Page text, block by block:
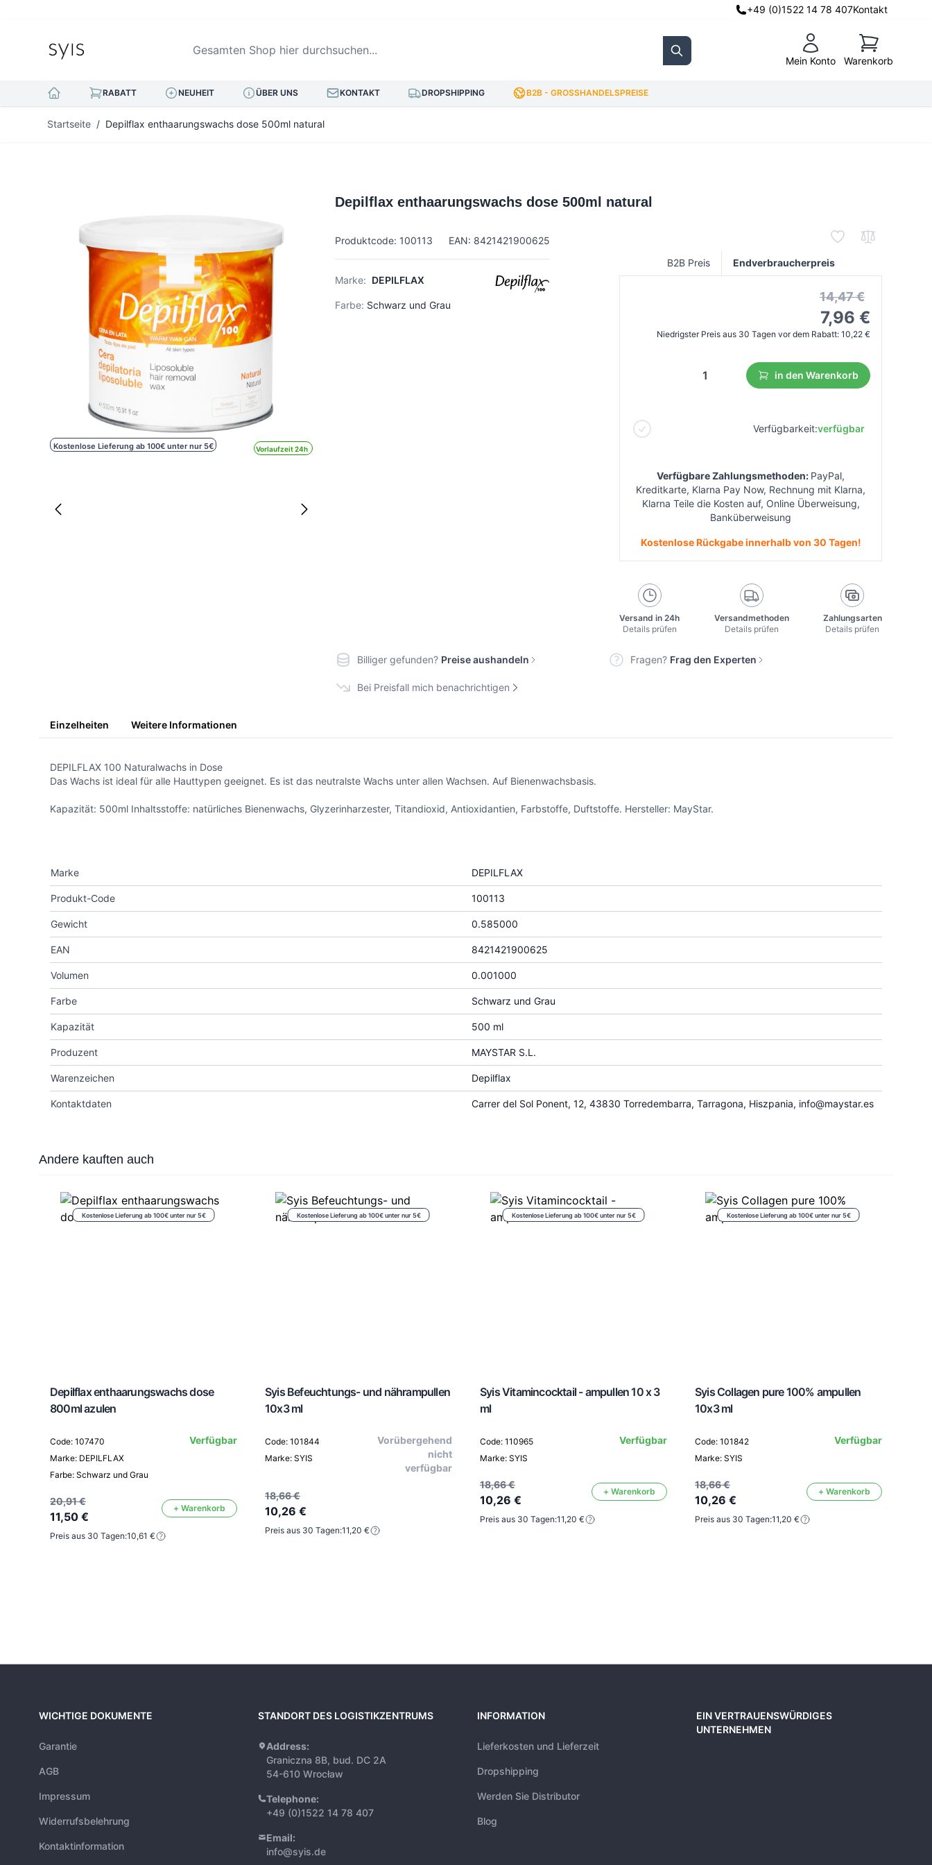
+49 (0)1522 14 78 407Kontakt
Gesamten Shop hier durchsuchen...
Search Mein Konto
Warenkorb
Warenkorb
RABATT NEUHEIT ÜBER UNS KONTAKT DROPSHIPPING B2B - GROSSHANDELSPREISE
Startseite / Depilflax enthaarungswachs dose 500ml natural
Kostenlose Lieferung ab 100€ unter nur 5€ Vorlaufzeit 24h
Depilflax enthaarungswachs dose 500ml natural
Produktcode: 100113 EAN: 8421421900625
Marke: DEPILFLAX
Farbe: Schwarz und Grau
B2B Preis Endverbraucherpreis
14,47 €
7,96 €
Niedrigster Preis aus 30 Tagen vor dem Rabatt: 10,22 €
in den Warenkorb
Verfügbarkeit:verfügbar
Verfügbare Zahlungsmethoden: PayPal,
Kreditkarte, Klarna Pay Now, Rechnung mit Klarna,
Klarna Teile die Kosten auf, Online Überweisung,
Banküberweisung
Kostenlose Rückgabe innerhalb von 30 Tagen!
Versand in 24h
Details prüfen
Versandmethoden
Details prüfen
Zahlungsarten
Details prüfen
Billiger gefunden? Preise aushandeln Fragen? Frag den Experten
Bei Preisfall mich benachrichtigen
Einzelheiten Weitere Informationen
DEPILFLAX 100 Naturalwachs in Dose
Das Wachs ist ideal für alle Hauttypen geeignet. Es ist das neutralste Wachs unter allen Wachsen. Auf Bienenwachsbasis.
Kapazität: 500ml Inhaltsstoffe: natürliches Bienenwachs, Glyzerinharzester, Titandioxid, Antioxidantien, Farbstoffe, Duftstoffe. Hersteller: MayStar.
Marke DEPILFLAX
Produkt-Code 100113
Gewicht 0.585000
EAN 8421421900625
Volumen 0.001000
Farbe Schwarz und Grau
Kapazität 500 ml
Produzent MAYSTAR S.L.
Warenzeichen Depilflax
Kontaktdaten Carrer del Sol Ponent, 12, 43830 Torredembarra, Tarragona, Hiszpania, info@maystar.es
Press to skip carousel
Andere kauften auch
Kostenlose Lieferung ab 100€ unter nur 5€
Depilflax enthaarungswachs dose
800ml azulen
Code: 107470
Marke: DEPILFLAX
Farbe: Schwarz und Grau
Verfügbar
20,91 €
11,50 €
+ Warenkorb
Preis aus 30 Tagen:10,61 €
Kostenlose Lieferung ab 100€ unter nur 5€
Syis Befeuchtungs- und nährampullen
10x3 ml
Code: 101844
Marke: SYIS
Vorübergehend
nicht
verfügbar
18,66 €
10,26 €
Preis aus 30 Tagen:11,20 €
Kostenlose Lieferung ab 100€ unter nur 5€
Syis Vitamincocktail - ampullen 10 x 3
ml
Code: 110965
Marke: SYIS
Verfügbar
18,66 €
10,26 €
+ Warenkorb
Preis aus 30 Tagen:11,20 €
Kostenlose Lieferung ab 100€ unter nur 5€
Syis Collagen pure 100% ampullen
10x3 ml
Code: 101842
Marke: SYIS
Verfügbar
18,66 €
10,26 €
+ Warenkorb
Preis aus 30 Tagen:11,20 €
WICHTIGE DOKUMENTE
Garantie
AGB
Impressum
Widerrufsbelehrung
Kontaktinformation
STANDORT DES LOGISTIKZENTRUMS
Address:
Graniczna 8B, bud. DC 2A
54-610 Wrocław
Telephone:
+49 (0)1522 14 78 407
Email:
info@syis.de
INFORMATION
Lieferkosten und Lieferzeit
Dropshipping
Werden Sie Distributor
Blog
EIN VERTRAUENSWÜRDIGES
UNTERNEHMEN